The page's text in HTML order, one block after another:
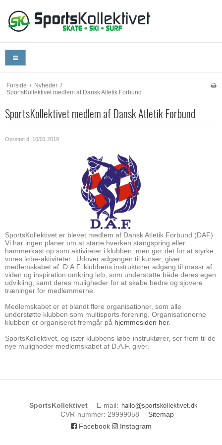
Forside / Nyheder /
SportsKollektivet medlem af Dansk Atletik Forbund
SportsKollektivet medlem af Dansk Atletik Forbund
Oprettet d. 10/01 2019
SportsKollektivet er blevet medlem af Dansk Atletik Forbund (DAF).
Vi har ingen planer om at starte hverken stangspring eller
hammerkast op som aktiviteter i klubben, men gør det for at styrke
vores løbe-aktiviteter. Udover adgangen til kurser, giver
medlemskabet af D.A.F. klubbens instruktører adgang til massr af
viden og inspiration omkring løb, som understøtte både deres egen
udvikling, samt deres muligheder for at skabe bedre og sjovere
træninger for medlemmerne.
Medlemskabet er et blandt flere organisationer, som alle
understøtte klubben som multisports-forening. Organisationerne
klubben er organiseret fremgår på hjemmesiden her.
SportsKollektivet, og især klubbens løbe-instruktører, ser frem til de
nye muligheder medlemskabet af D.A.F. giver.
SportsKollektivet E-mail:
CVR-nummer: 29999058
Sitemap
Facebook
Instagram